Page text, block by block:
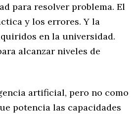
para resolver problema. El
y los errores. Y la
en la universidad.
alcanzar niveles de
artificial, pero no como
potencia las capacidades